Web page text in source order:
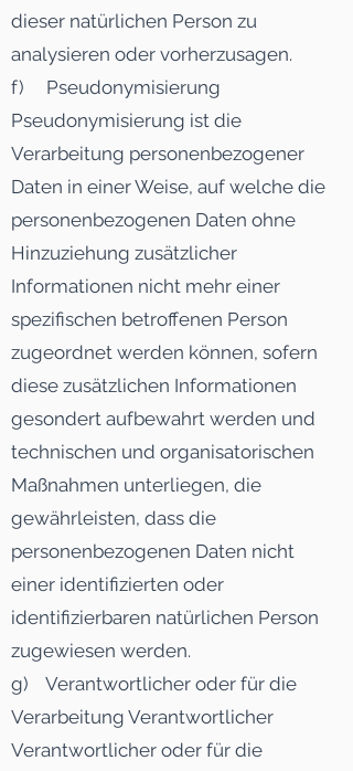
dieser natürlichen Person zu
analysieren oder vorherzusagen.
f) Pseudonymisierung
Pseudonymisierung ist die
Verarbeitung personenbezogener
Daten in einer Weise, auf welche die
personenbezogenen Daten ohne
Hinzuziehung zusätzlicher
Informationen nicht mehr einer
spezifischen betroffenen Person
zugeordnet werden können, sofern
diese zusätzlichen Informationen
gesondert aufbewahrt werden und
technischen und organisatorischen
Maßnahmen unterliegen, die
gewährleisten, dass die
personenbezogenen Daten nicht
einer identifizierten oder
identifizierbaren natürlichen Person
zugewiesen werden.
g) Verantwortlicher oder für die
Verarbeitung Verantwortlicher
Verantwortlicher oder für die